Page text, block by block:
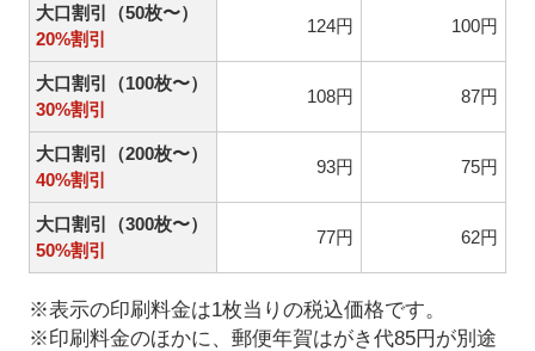
大口割引（50枚〜）
20%割引
124円 100円
大口割引（100枚〜）
30%割引
108円 87円
大口割引（200枚〜）
40%割引
93円 75円
大口割引（300枚〜）
50%割引
77円 62円
※表示の印刷料金は1枚当りの税込価格です。
※印刷料金のほかに、郵便年賀はがき代85円が別途